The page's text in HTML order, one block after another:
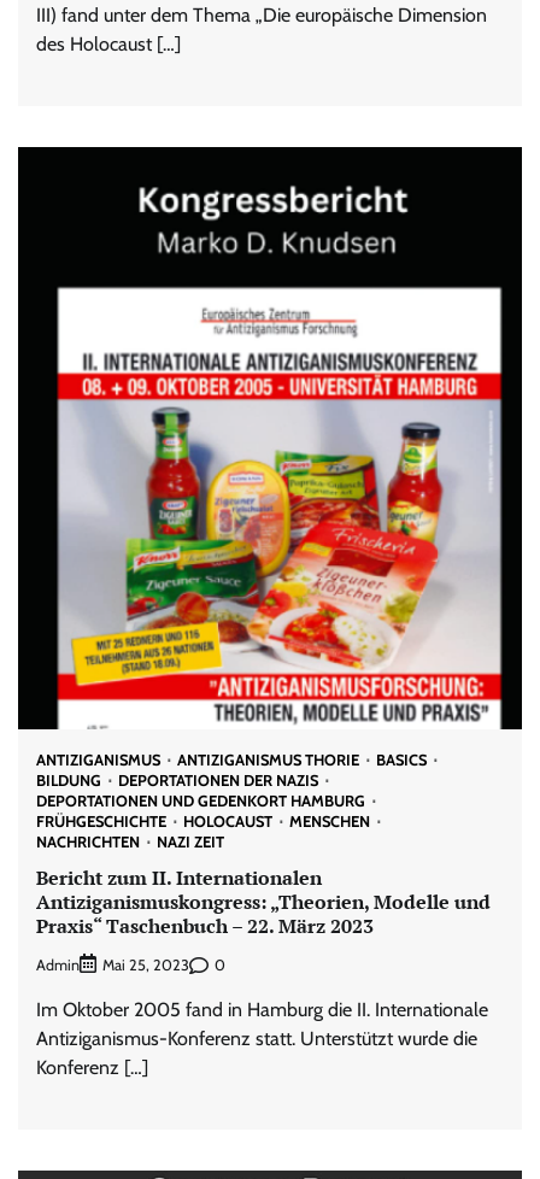
III) fand unter dem Thema „Die europäische Dimension
des Holocaust […]
ANTIZIGANISMUS ANTIZIGANISMUS THORIE
BASICS
BILDUNG
DEPORTATIONEN DER NAZIS
DEPORTATIONEN UND GEDENKORT HAMBURG
FRÜHGESCHICHTE
HOLOCAUST
MENSCHEN
NACHRICHTEN
NAZI ZEIT
Bericht zum II. Internationalen
Antiziganismuskongress: „Theorien, Modelle und
Praxis“ Taschenbuch – 22. März 2023
Admin Mai 25, 2023 0
Im Oktober 2005 fand in Hamburg die II. Internationale
Antiziganismus-Konferenz statt. Unterstützt wurde die
Konferenz […]